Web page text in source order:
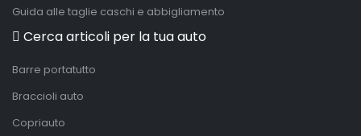
Guida alle taglie caschi e abbigliamento
Cerca articoli per la tua auto
Barre portatutto
Braccioli auto
Copriauto